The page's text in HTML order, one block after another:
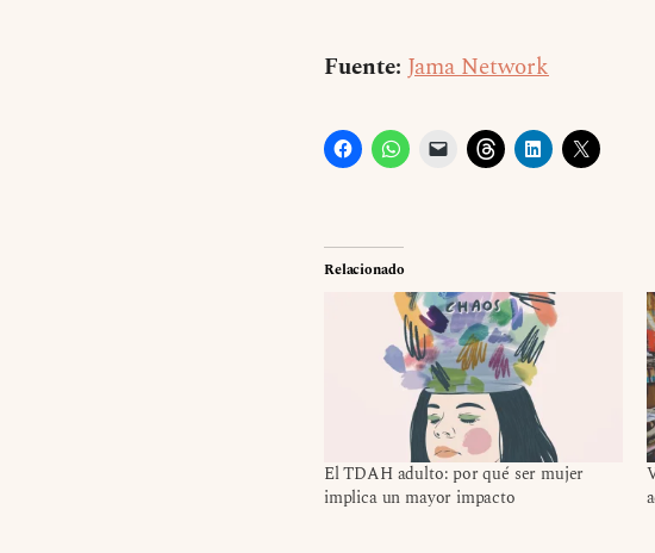
Fuente: Jama Network
Relacionado
El TDAH adulto: por qué ser mujer
implica un mayor impacto